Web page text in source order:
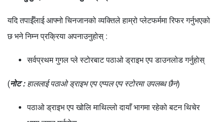
यदि तपाईँलाई आफ्नो चिनजानको व्यक्तिले हाम्रो प्लेटफर्ममा रिफर गर्नुभएको
छ भने निम्न प्रक्रिया अपनाउनुहोस् :
सर्वप्रथम गुगल प्ले स्टोरबाट पठाओ ड्राइभ एप डाउनलोड गर्नुहोस्
(नोट : हाललाई पठाओ ड्राइभ एप एप्पल एप स्टोरमा उपलब्ध छैन)
पठाओ ड्राइभ एप खोलि माथिल्लो दायाँ भागमा रहेको बटन थिचेर